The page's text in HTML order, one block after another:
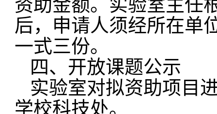
资助金额。实验室主任
后，申请人须经所在单
一式三份。
四、开放课题公示
实验室对拟资助项目
学校科技处。